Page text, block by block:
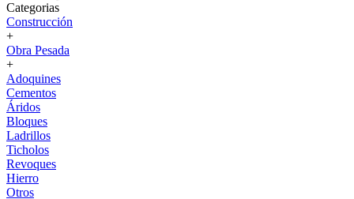
Categorias
Construcción
+
Obra Pesada
+
Adoquines
Cementos
Áridos
Bloques
Ladrillos
Ticholos
Revoques
Hierro
Otros